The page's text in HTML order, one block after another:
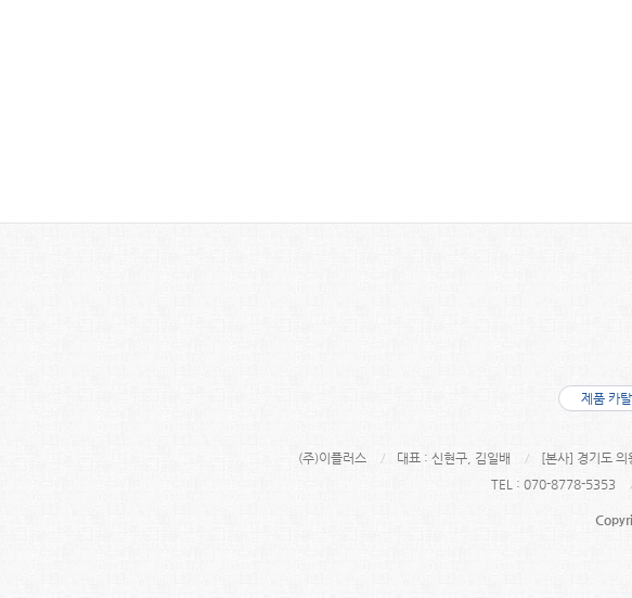
제품 카
(주)이플러스 대표 : 신현구, 김일배 [본사] 경기도
TEL : 070-8778-5353